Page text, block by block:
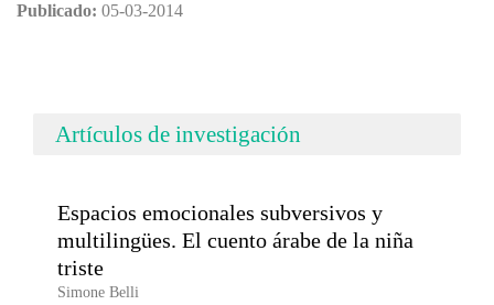
Publicado: 05-03-2014
Artículos de investigación
Espacios emocionales subversivos y
multilingües. El cuento árabe de la niña
triste
Simone Belli